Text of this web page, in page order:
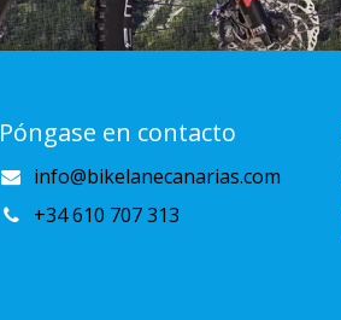
Póngase en contacto
info@bikelanecanarias.com
+34 610 707 313